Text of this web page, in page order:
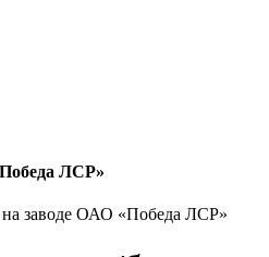
ЛСР»
на заводе ОАО «Победа ЛСР»